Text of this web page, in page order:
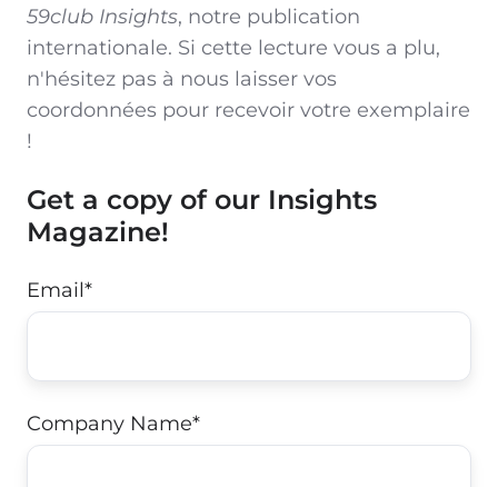
59club Insights, notre publication
internationale. Si cette lecture vous a plu,
n'hésitez pas à nous laisser vos
coordonnées pour recevoir votre exemplaire
!
Get a copy of our Insights
Magazine!
Email*
Company Name*